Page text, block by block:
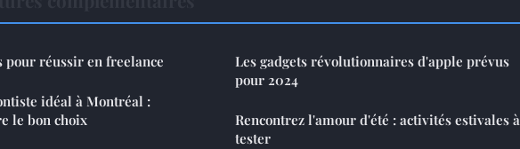
pour réussir en freelance
idéal à Montréal :
le bon choix
Les gadgets révolutionnaires d'apple prévus
pour 2024
Rencontrez l'amour d'été : activités estivales à
tester